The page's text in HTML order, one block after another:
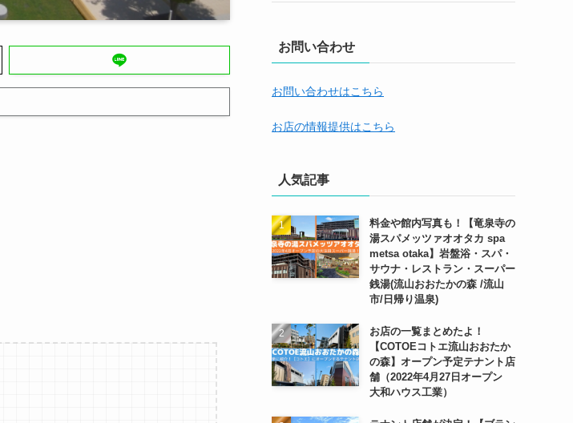
お問い合わせ
お問い合わせはこちら
お店の情報提供はこちら
人気記事
料金や館内写真も！【竜泉寺の
湯スパメッツァオオタカ spa
metsa otaka】岩盤浴・スパ・
サウナ・レストラン・スーパー
銭湯(流山おおたかの森 /流山
市/日帰り温泉)
お店の一覧まとめたよ！
【COTOEコトエ流山おおたか
の森】オープン予定テナント店
舗（2022年4月27日オープン
大和ハウス工業）